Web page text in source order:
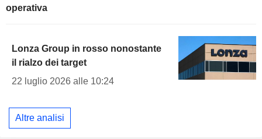
operativa
Lonza Group in rosso nonostante
il rialzo dei target
22 luglio 2026 alle 10:24
Altre analisi